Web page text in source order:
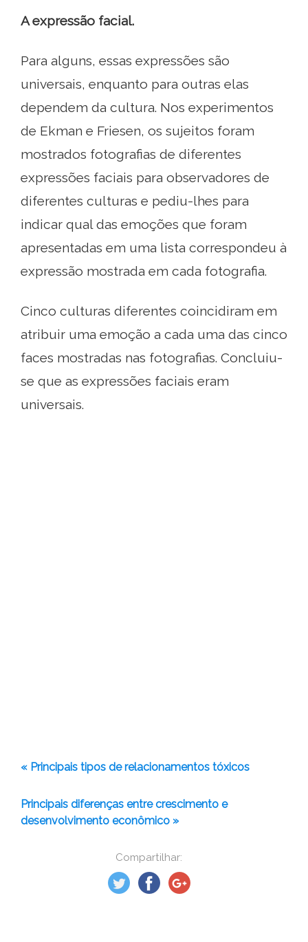
Compartilhar:
A expressão facial.
Para alguns, essas expressões são
universais, enquanto para outras elas
dependem da cultura. Nos experimentos
de Ekman e Friesen, os sujeitos foram
mostrados fotografias de diferentes
expressões faciais para observadores de
diferentes culturas e pediu-lhes para
indicar qual das emoções que foram
apresentadas em uma lista correspondeu à
expressão mostrada em cada fotografia.
Cinco culturas diferentes coincidiram em
atribuir uma emoção a cada uma das cinco
faces mostradas nas fotografias. Concluiu-
se que as expressões faciais eram
universais.
« Principais tipos de relacionamentos tóxicos
Principais diferenças entre crescimento e
desenvolvimento econômico »